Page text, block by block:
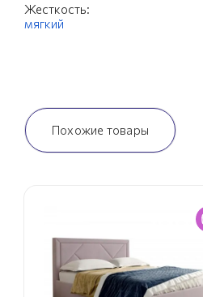
Жесткость:
мягкий
Похожие товары